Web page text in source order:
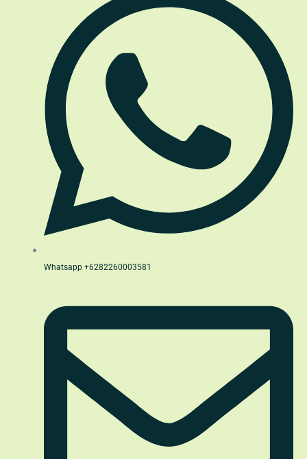
Whatsapp +6282260003581